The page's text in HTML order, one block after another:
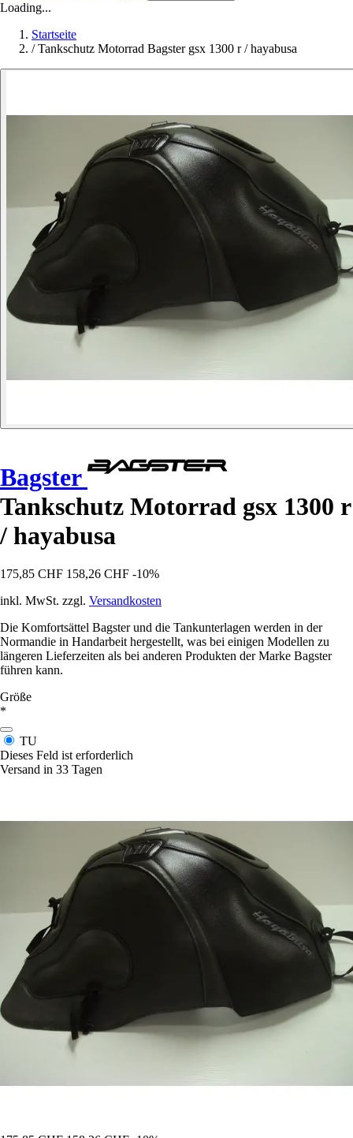
Loading...
Startseite
/ Tankschutz Motorrad Bagster gsx 1300 r / hayabusa
Bagster
Tankschutz Motorrad gsx 1300 r
/ hayabusa
175,85 CHF 158,26 CHF -10%
inkl. MwSt. zzgl. Versandkosten
Die Komfortsättel Bagster und die Tankunterlagen werden in der
Normandie in Handarbeit hergestellt, was bei einigen Modellen zu
längeren Lieferzeiten als bei anderen Produkten der Marke Bagster
führen kann.
Größe
*
TU
Dieses Feld ist erforderlich
Versand in 33 Tagen